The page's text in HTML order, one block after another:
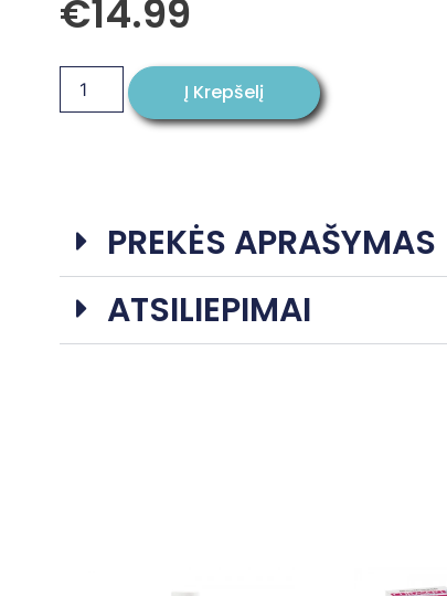
€14.99
PREKĖS APRAŠYMAS
ATSILIEPIMAI
Į Krepšelį